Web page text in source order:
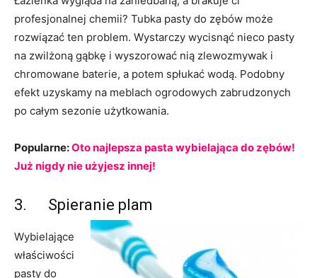
profesjonalnej chemii? Tubka pasty do zębów może
rozwiązać ten problem. Wystarczy wycisnąć nieco pasty
na zwilżoną gąbkę i wyszorować nią zlewozmywak i
chromowane baterie, a potem spłukać wodą. Podobny
efekt uzyskamy na meblach ogrodowych zabrudzonych
po całym sezonie użytkowania.
Popularne:Oto najlepsza pasta wybielająca do zębów!
Już nigdy nie użyjesz innej!
3. Spieranie plam
Wybielające
właściwości
pasty do